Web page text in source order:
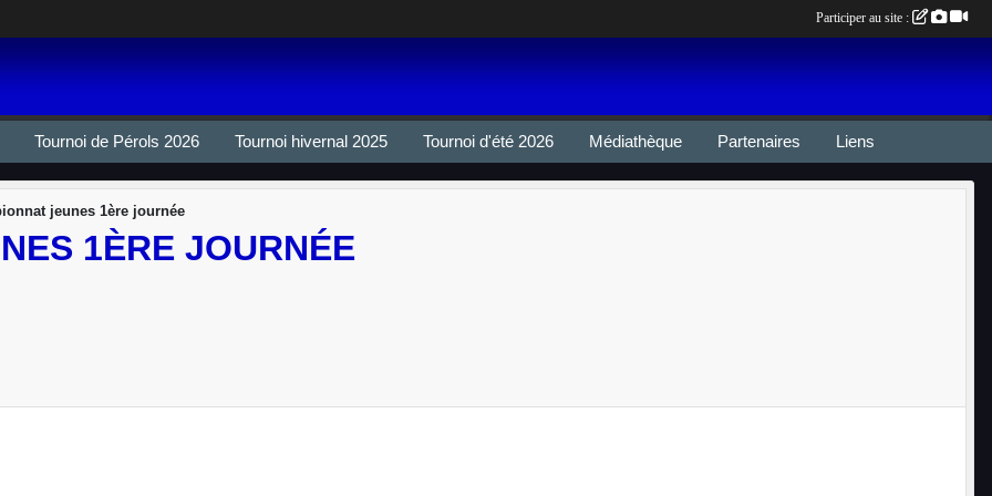
Tournoi de Pérols 2026 Tournoi hivernal 2025 Tournoi d'été 2026 Médiathèque Partenaires Liens
jeunes 1ère journée
1ÈRE JOURNÉE
Participer au site :